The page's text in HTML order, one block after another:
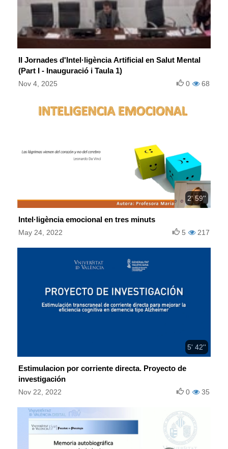
II Jornades d'Intel·ligència Artificial en Salut Mental
(Part I - Inauguració i Taula 1)
Nov 4, 2025 68
0
2' 59''
Intel·ligència emocional en tres minuts
May 24, 2022 217
5
5' 42''
Estimulacion por corriente directa. Proyecto de
investigación
Nov 22, 2022 35
0